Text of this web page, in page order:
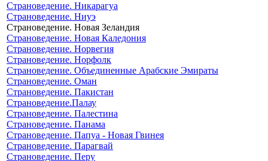
Страноведение. Никарагуа
Страноведение. Ниуэ
Страноведение. Новая Зеландия
Страноведение. Новая Каледония
Страноведение. Норвегия
Страноведение. Норфолк
Страноведение. Объединенные Арабские Эмираты
Страноведение. Оман
Страноведение. Пакистан
Страноведение.Палау
Страноведение. Палестина
Страноведение. Панама
Страноведение. Папуа - Новая Гвинея
Страноведение. Парагвай
Страноведение. Перу